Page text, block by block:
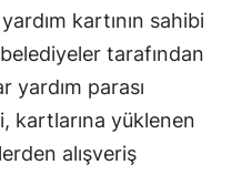
kartının sahibi
tarafından
yardım parası
kartlarına yüklenen
alışveriş